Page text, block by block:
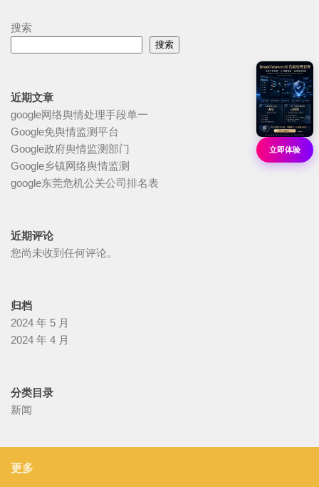
搜索
搜索
近期文章
google网络舆情处理手段单一
Google免舆情监测平台
Google政府舆情监测部门
Google乡镇网络舆情监测
google东莞危机公关公司排名表
近期评论
您尚未收到任何评论。
归档
2024 年 5 月
2024 年 4 月
分类目录
新闻
更多
立即体验